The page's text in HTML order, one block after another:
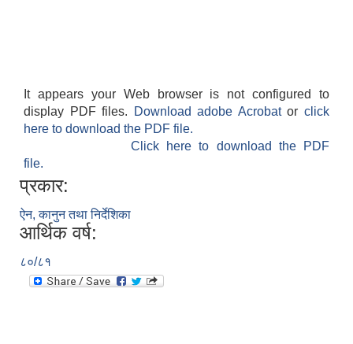
It appears your Web browser is not configured to
display PDF files.
Download adobe Acrobatorclick
here to download the PDF file.
Click here to download the PDF
file.
प्रकार:
ऐन, कानुन तथा निर्देशिका
आर्थिक वर्ष:
८०/८१